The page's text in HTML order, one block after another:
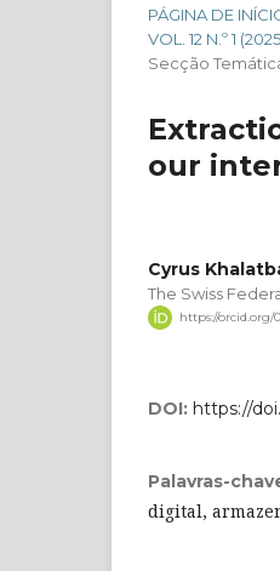
PÁGINA DE
VOL. 12 N.º 1
Secção
our
Cyrus
The Swiss
https://orcid.org/
DOI: https://
Palavras-
digital,